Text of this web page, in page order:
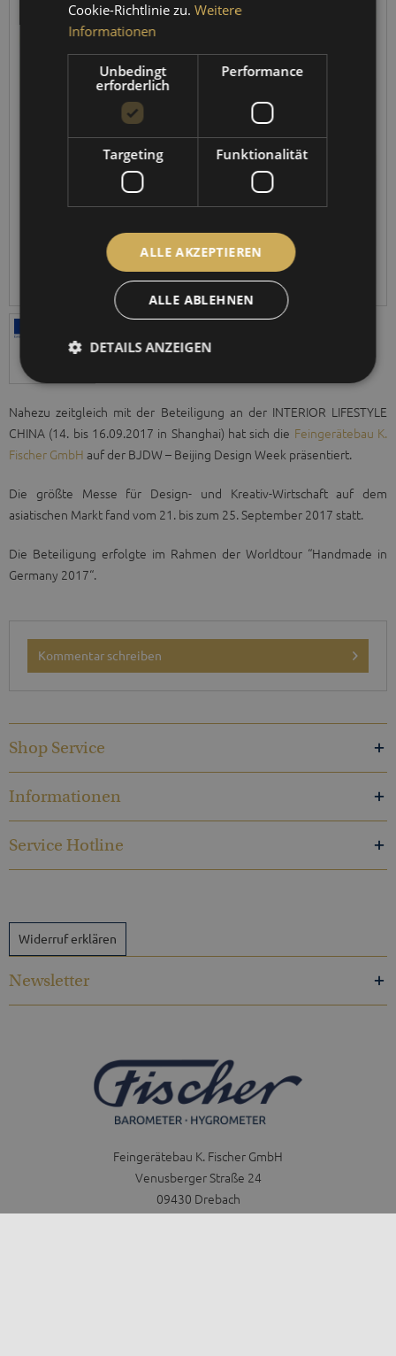
Nahezu zeitgleich mit der Beteiligung an der INTERIOR LIFESTYLE
CHINA (14. bis 16.09.2017 in Shanghai) hat sich die Feingerätebau K.
Fischer GmbH auf der BJDW – Beijing Design Week präsentiert.
Die größte Messe für Design- und Kreativ-Wirtschaft auf dem
asiatischen Markt fand vom 21. bis zum 25. September 2017 statt.
Die Beteiligung erfolgte im Rahmen der Worldtour “Handmade in
Germany 2017“.
Kommentar schreiben
Feingerätebau K. Fischer GmbH
Venusberger Straße 24
09430 Drebach
Shop Service
Informationen
Service Hotline
Widerruf erklären
Newsletter
Cookie-Richtlinie zu. Weitere
Informationen
Unbedingt
erforderlich
Performance
Targeting Funktionalität
ALLE AKZEPTIEREN
ALLE ABLEHNEN
DETAILS ANZEIGEN